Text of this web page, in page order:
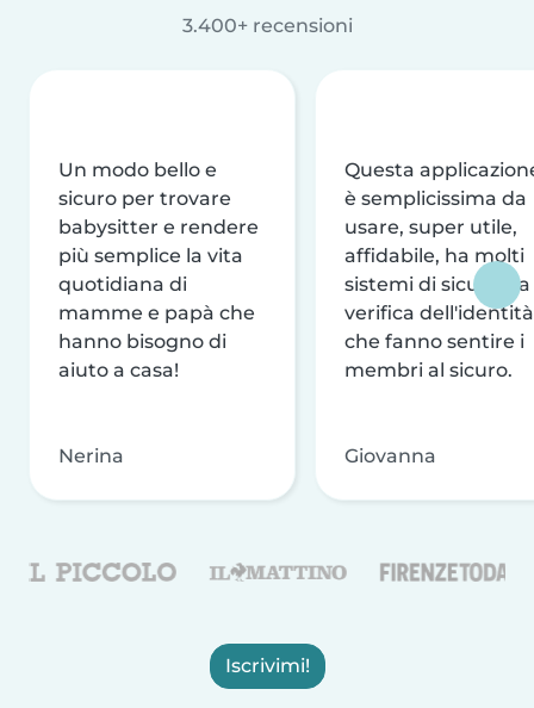
3.400+ recensioni
Un modo bello e
sicuro per trovare
babysitter e rendere
più semplice la vita
quotidiana di
mamme e papà che
hanno bisogno di
aiuto a casa!
Nerina
Questa
è semplicissima da
usare, super utile,
affidabile, ha molti
sistemi di sicurezza
verifica dell'identità
che fanno sentire i
membri al sicuro.
Giovanna
Iscrivimi!